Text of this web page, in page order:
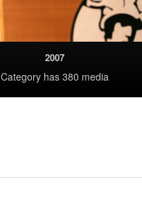
2007
Categoryhas 380 media